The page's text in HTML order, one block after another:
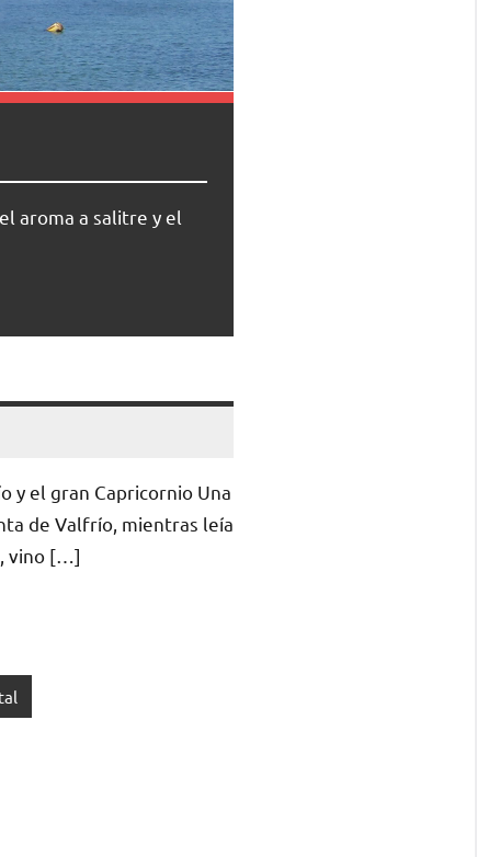
aroma a salitre y el
y el gran Capricornio Una
de Valfrío, mientras leía
vino […]